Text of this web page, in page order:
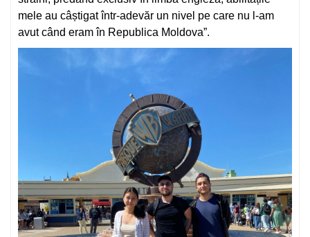
mele au câștigat într-adevăr un nivel pe care nu l-am
avut când eram în Republica Moldova”.